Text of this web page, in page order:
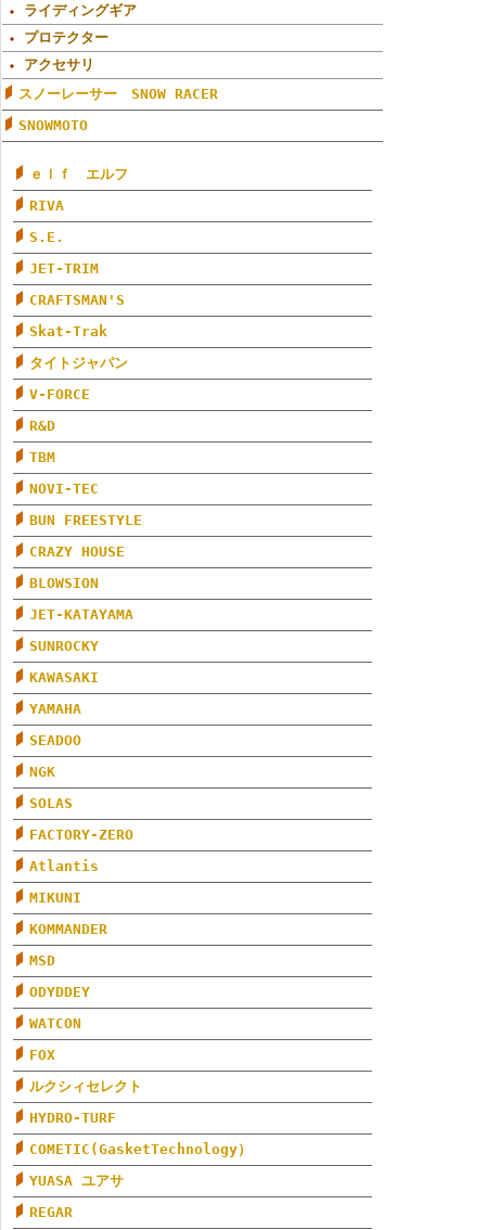
ライディングギア
プロテクター
アクセサリ
スノーレーサー SNOW RACER
SNOWMOTO
ｅｌｆ エルフ
RIVA
S.E.
JET-TRIM
CRAFTSMAN'S
Skat-Trak
タイトジャパン
V-FORCE
R&D
TBM
NOVI-TEC
BUN FREESTYLE
CRAZY HOUSE
BLOWSION
JET-KATAYAMA
SUNROCKY
KAWASAKI
YAMAHA
SEADOO
NGK
SOLAS
FACTORY-ZERO
Atlantis
MIKUNI
KOMMANDER
MSD
ODYDDEY
WATCON
FOX
ルクシィセレクト
HYDRO-TURF
COMETIC(GasketTechnology）
YUASA ユアサ
REGAR